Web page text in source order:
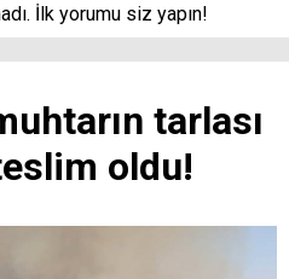
İlk yorumu siz yapın!
tarlası
oldu!